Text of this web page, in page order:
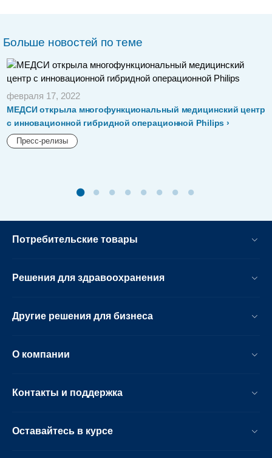
Больше новостей по теме
февраля 17, 2022
МЕДСИ открыла многофункциональный медицинский центр
с инновационной гибридной операционной Philips
Пресс-релизы
Потребительские товары
Решения для здравоохранения
Другие решения для бизнеса
О компании
Контакты и поддержка
Оставайтесь в курсе